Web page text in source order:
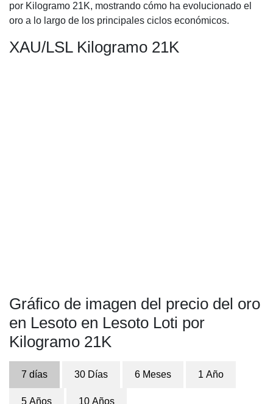
por Kilogramo 21K, mostrando cómo ha evolucionado el
oro a lo largo de los principales ciclos económicos.
XAU/LSL Kilogramo 21K
Gráfico de imagen del precio del oro
en Lesoto en Lesoto Loti por
Kilogramo 21K
7 días 30 Días 6 Meses 1 Año
5 Años 10 Años